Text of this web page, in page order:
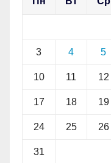
3 4 5
10 11 12
17 18 19
24 25 26
31